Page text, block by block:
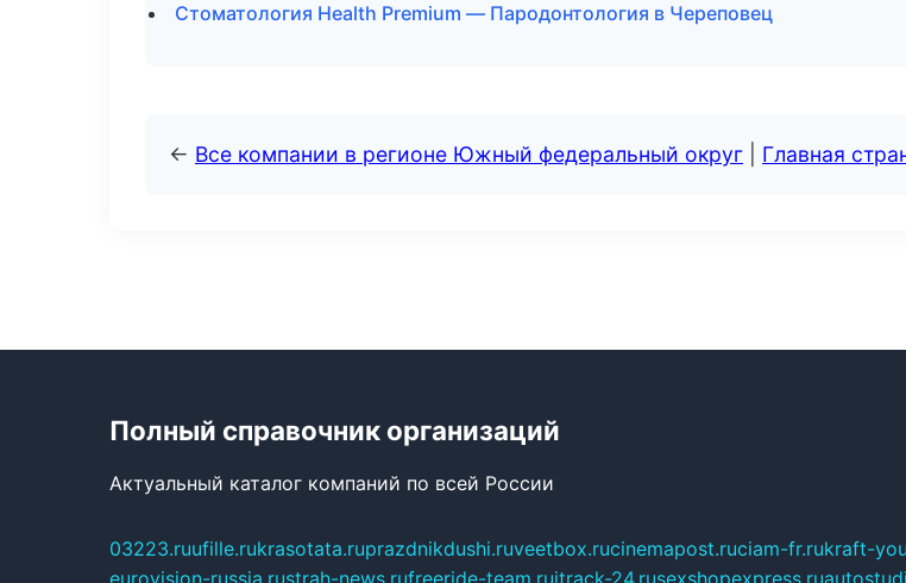
Стоматология Health Premium — Пародонтология в Череповец
← Все компании в регионе Южный федеральный округ Главная
Полный справочник организаций
Актуальный каталог компаний по всей России
03223.ruufille.rukrasotata.ruprazdnikdushi.ruveetbox.rucinemapost.ruciam-fr.rukraft-
eurovision-russia.rustrah-news.rufreeride-team.ruitrack-24.rusexshopexpress.ru